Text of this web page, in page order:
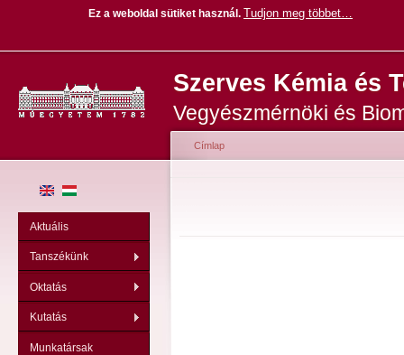
Ez a weboldal sütiket használ . Tudjon meg többet…
Szerves Kémia és
Vegyészmérnöki és
Aktuális
Tanszékünk
Oktatás
Kutatás
Munkatársak
Címlap